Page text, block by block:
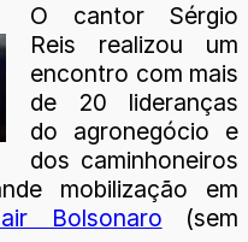
O cantor Sérgio
Reis realizou um
encontro com mais
de 20 lideranças
do agronegócio e
dos caminhoneiros
mobilização em
Bolsonaro (sem